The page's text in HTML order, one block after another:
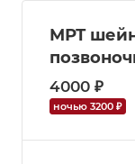
МРТ
4000 ₽
ночью 3200 ₽